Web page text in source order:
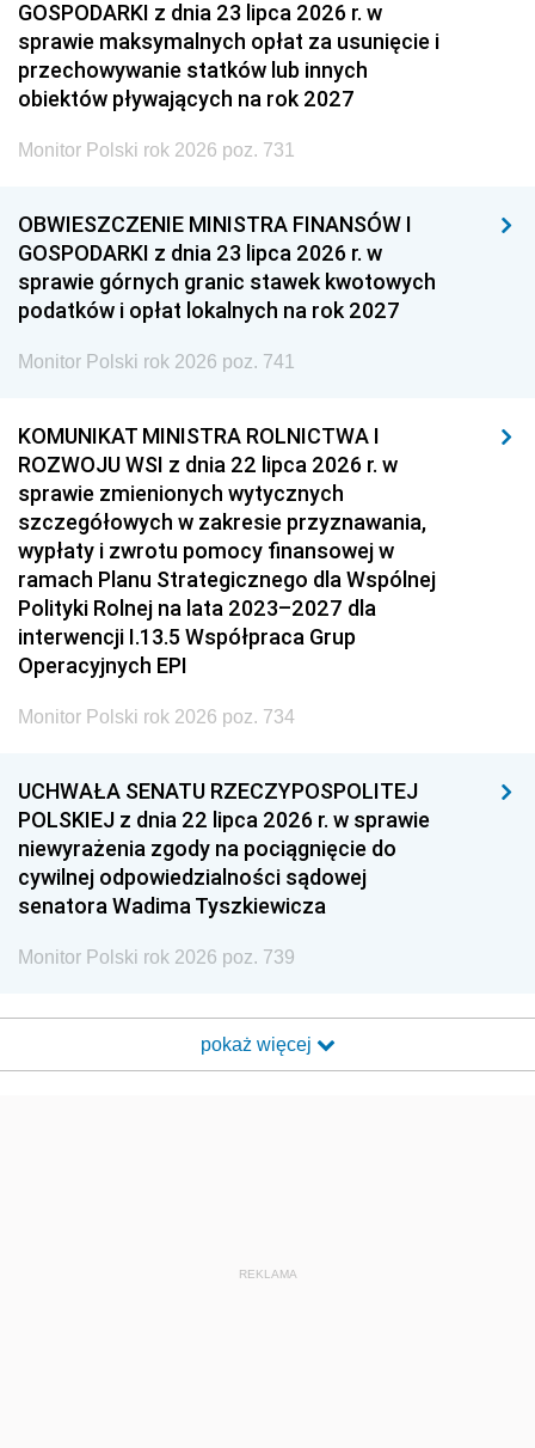
GOSPODARKI z dnia 23 lipca 2026 r. w
sprawie maksymalnych opłat za usunięcie i
przechowywanie statków lub innych
obiektów pływających na rok 2027
Monitor Polski rok 2026 poz. 731
OBWIESZCZENIE MINISTRA FINANSÓW I
GOSPODARKI z dnia 23 lipca 2026 r. w
sprawie górnych granic stawek kwotowych
podatków i opłat lokalnych na rok 2027
Monitor Polski rok 2026 poz. 741
KOMUNIKAT MINISTRA ROLNICTWA I
ROZWOJU WSI z dnia 22 lipca 2026 r. w
sprawie zmienionych wytycznych
szczegółowych w zakresie przyznawania,
wypłaty i zwrotu pomocy finansowej w
ramach Planu Strategicznego dla Wspólnej
Polityki Rolnej na lata 2023–2027 dla
interwencji I.13.5 Współpraca Grup
Operacyjnych EPI
Monitor Polski rok 2026 poz. 734
UCHWAŁA SENATU RZECZYPOSPOLITEJ
POLSKIEJ z dnia 22 lipca 2026 r. w sprawie
niewyrażenia zgody na pociągnięcie do
cywilnej odpowiedzialności sądowej
senatora Wadima Tyszkiewicza
Monitor Polski rok 2026 poz. 739
pokaż więcej
REKLAMA